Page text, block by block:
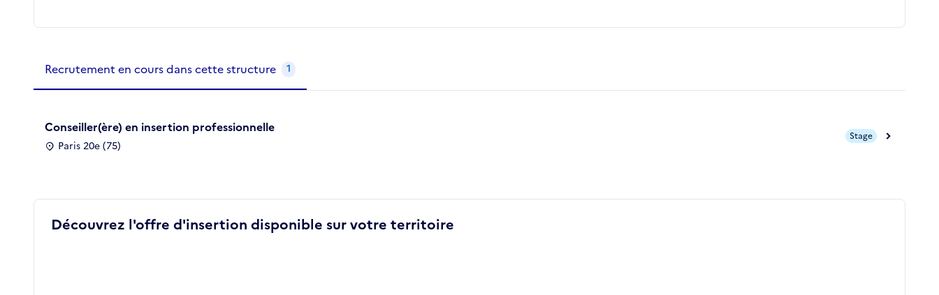
Recrutements de la structure
Recrutement en cours dans cette structure 1
Conseiller(ère) en insertion professionnelle
Paris 20e (75)
Stage
Découvrez l'offre d'insertion disponible sur votre territoire